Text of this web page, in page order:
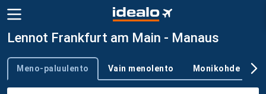
Lennot Frankfurt am Main - Manaus
Trip type
Meno-paluulento Vain menolento Monikohde